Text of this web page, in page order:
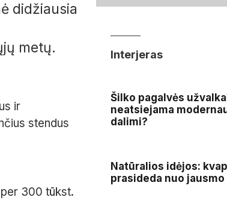
didžiausia
metų.
ir
stendus
300 tūkst.
Interjeras
Šilko pagalvės
neatsiejama
dalimi?
Natūralios idėjos:
prasideda nuo jausmo